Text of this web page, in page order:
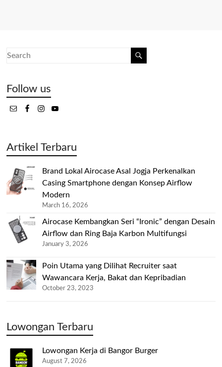
Follow us
Artikel Terbaru
Brand Lokal Airocase Asal Jogja Perkenalkan
Casing Smartphone dengan Konsep Airflow
Modern
March 16, 2026
Airocase Kembangkan Seri “Ironic” dengan Desain
Airflow dan Ring Baja Karbon Multifungsi
January 3, 2026
Poin Utama yang Dilihat Recruiter saat
Wawancara Kerja, Bakat dan Kepribadian
October 23, 2023
Lowongan Terbaru
Lowongan Kerja di Bangor Burger
August 7, 2026